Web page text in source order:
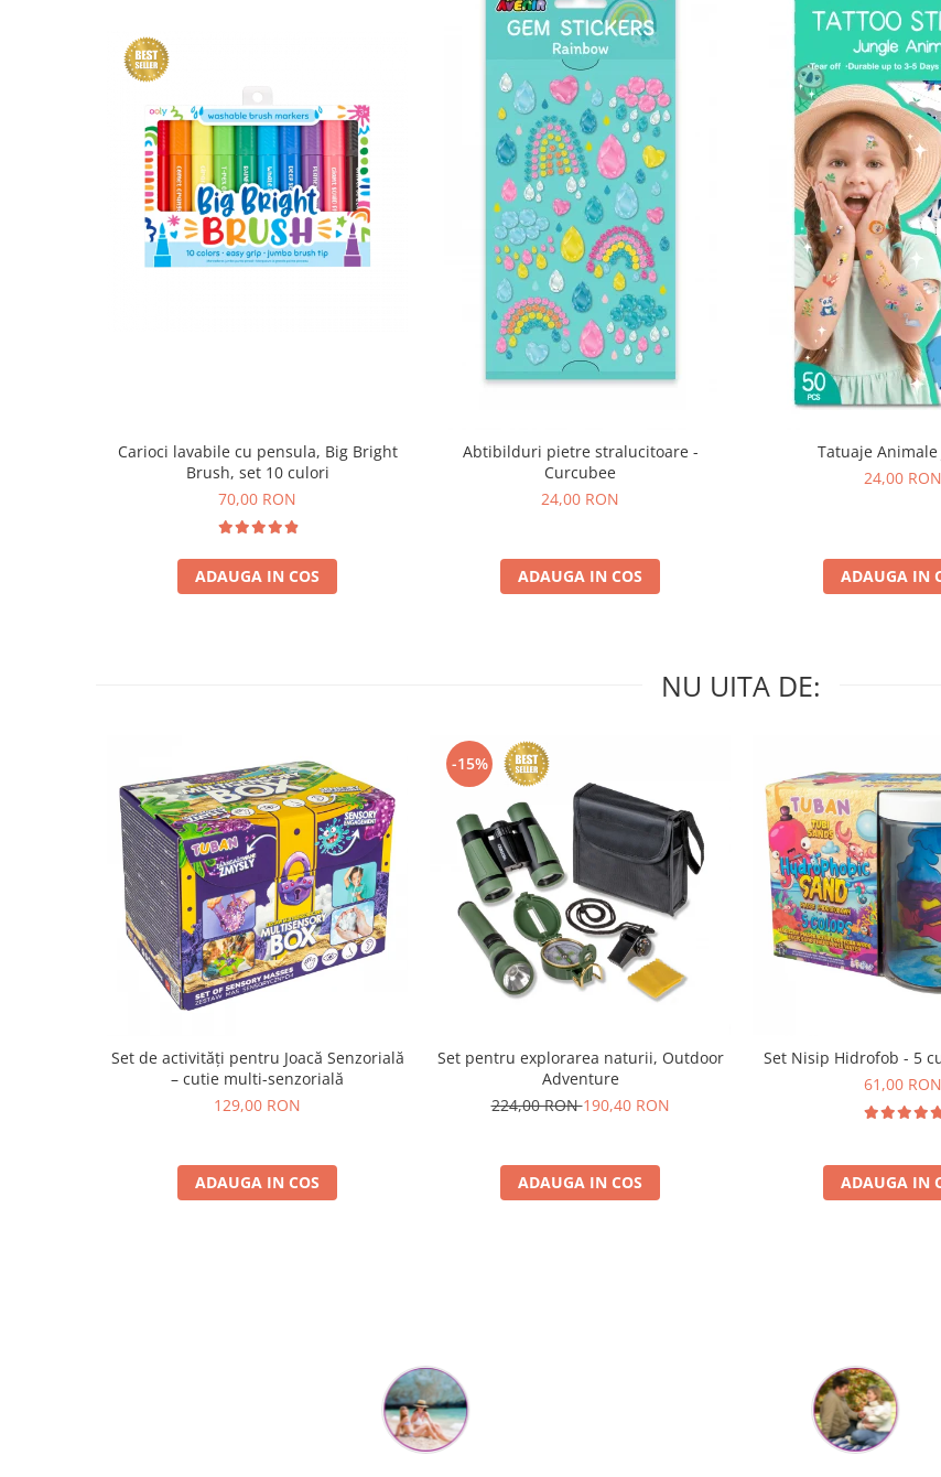
Carioci lavabile cu pensula, Big Bright
Brush, set 10 culori
70,00 RON
ADAUGA IN COS
Abtibilduri pietre stralucitoare -
Curcubee
24,00 RON
ADAUGA IN COS
Tatuaje Animale
24,00 RON
ADAUGA IN
NU UITA DE:
Set de activități pentru Joacă Senzorială
– cutie multi-senzorială
129,00 RON
ADAUGA IN COS
-15%
Set pentru explorarea naturii, Outdoor
Adventure
224,00 RON190,40 RON
ADAUGA IN COS
Set Nisip Hidrofob - 5
61,00 RON
ADAUGA IN